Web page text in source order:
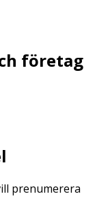
företag
prenumerera